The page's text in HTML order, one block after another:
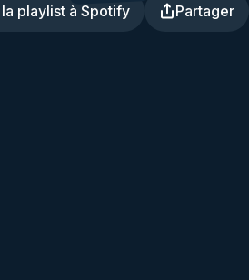
playlist à Spotify Partager